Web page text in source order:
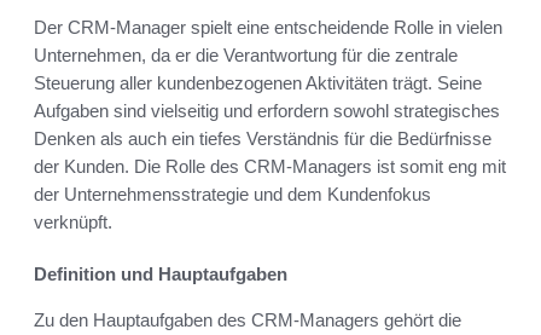
Der CRM-Manager spielt eine entscheidende Rolle in vielen
Unternehmen, da er die Verantwortung für die zentrale
Steuerung aller kundenbezogenen Aktivitäten trägt. Seine
Aufgaben sind vielseitig und erfordern sowohl strategisches
Denken als auch ein tiefes Verständnis für die Bedürfnisse
der Kunden. Die Rolle des CRM-Managers ist somit eng mit
der Unternehmensstrategie und dem Kundenfokus
verknüpft.
Definition und Hauptaufgaben
Zu den Hauptaufgaben des CRM-Managers gehört die